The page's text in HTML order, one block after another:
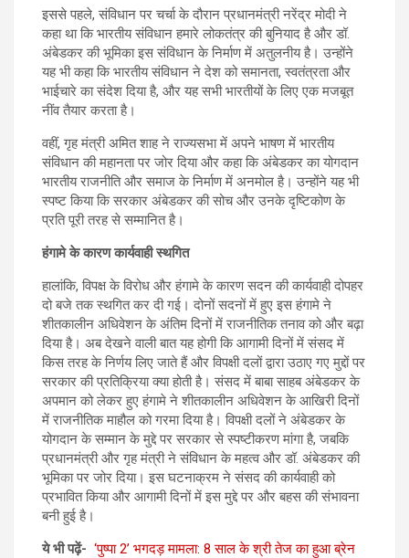
इससे पहले, संविधान पर चर्चा के दौरान प्रधानमंत्री नरेंद्र मोदी ने
कहा था कि भारतीय संविधान हमारे लोकतंत्र की बुनियाद है और डॉ.
अंबेडकर की भूमिका इस संविधान के निर्माण में अतुलनीय है। उन्होंने
यह भी कहा कि भारतीय संविधान ने देश को समानता, स्वतंत्रता और
भाईचारे का संदेश दिया है, और यह सभी भारतीयों के लिए एक मजबूत
नींव तैयार करता है।
वहीं, गृह मंत्री अमित शाह ने राज्यसभा में अपने भाषण में भारतीय
संविधान की महानता पर जोर दिया और कहा कि अंबेडकर का योगदान
भारतीय राजनीति और समाज के निर्माण में अनमोल है। उन्होंने यह भी
स्पष्ट किया कि सरकार अंबेडकर की सोच और उनके दृष्टिकोण के
प्रति पूरी तरह से सम्मानित है।
हंगामे के कारण कार्यवाही स्थगित
हालांकि, विपक्ष के विरोध और हंगामे के कारण सदन की कार्यवाही दोपहर
दो बजे तक स्थगित कर दी गई। दोनों सदनों में हुए इस हंगामे ने
शीतकालीन अधिवेशन के अंतिम दिनों में राजनीतिक तनाव को और बढ़ा
दिया है। अब देखने वाली बात यह होगी कि आगामी दिनों में संसद में
किस तरह के निर्णय लिए जाते हैं और विपक्षी दलों द्वारा उठाए गए मुद्दों पर
सरकार की प्रतिक्रिया क्या होती है। संसद में बाबा साहब अंबेडकर के
अपमान को लेकर हुए हंगामे ने शीतकालीन अधिवेशन के आखिरी दिनों
में राजनीतिक माहौल को गरमा दिया है। विपक्षी दलों ने अंबेडकर के
योगदान के सम्मान के मुद्दे पर सरकार से स्पष्टीकरण मांगा है, जबकि
प्रधानमंत्री और गृह मंत्री ने संविधान के महत्व और डॉ. अंबेडकर की
भूमिका पर जोर दिया। इस घटनाक्रम ने संसद की कार्यवाही को
प्रभावित किया और आगामी दिनों में इस मुद्दे पर और बहस की संभावना
बनी हुई है।
ये भी पढ़ें- ‘पुष्पा 2’ भगदड़ मामला: 8 साल के श्री तेज का हुआ ब्रेन